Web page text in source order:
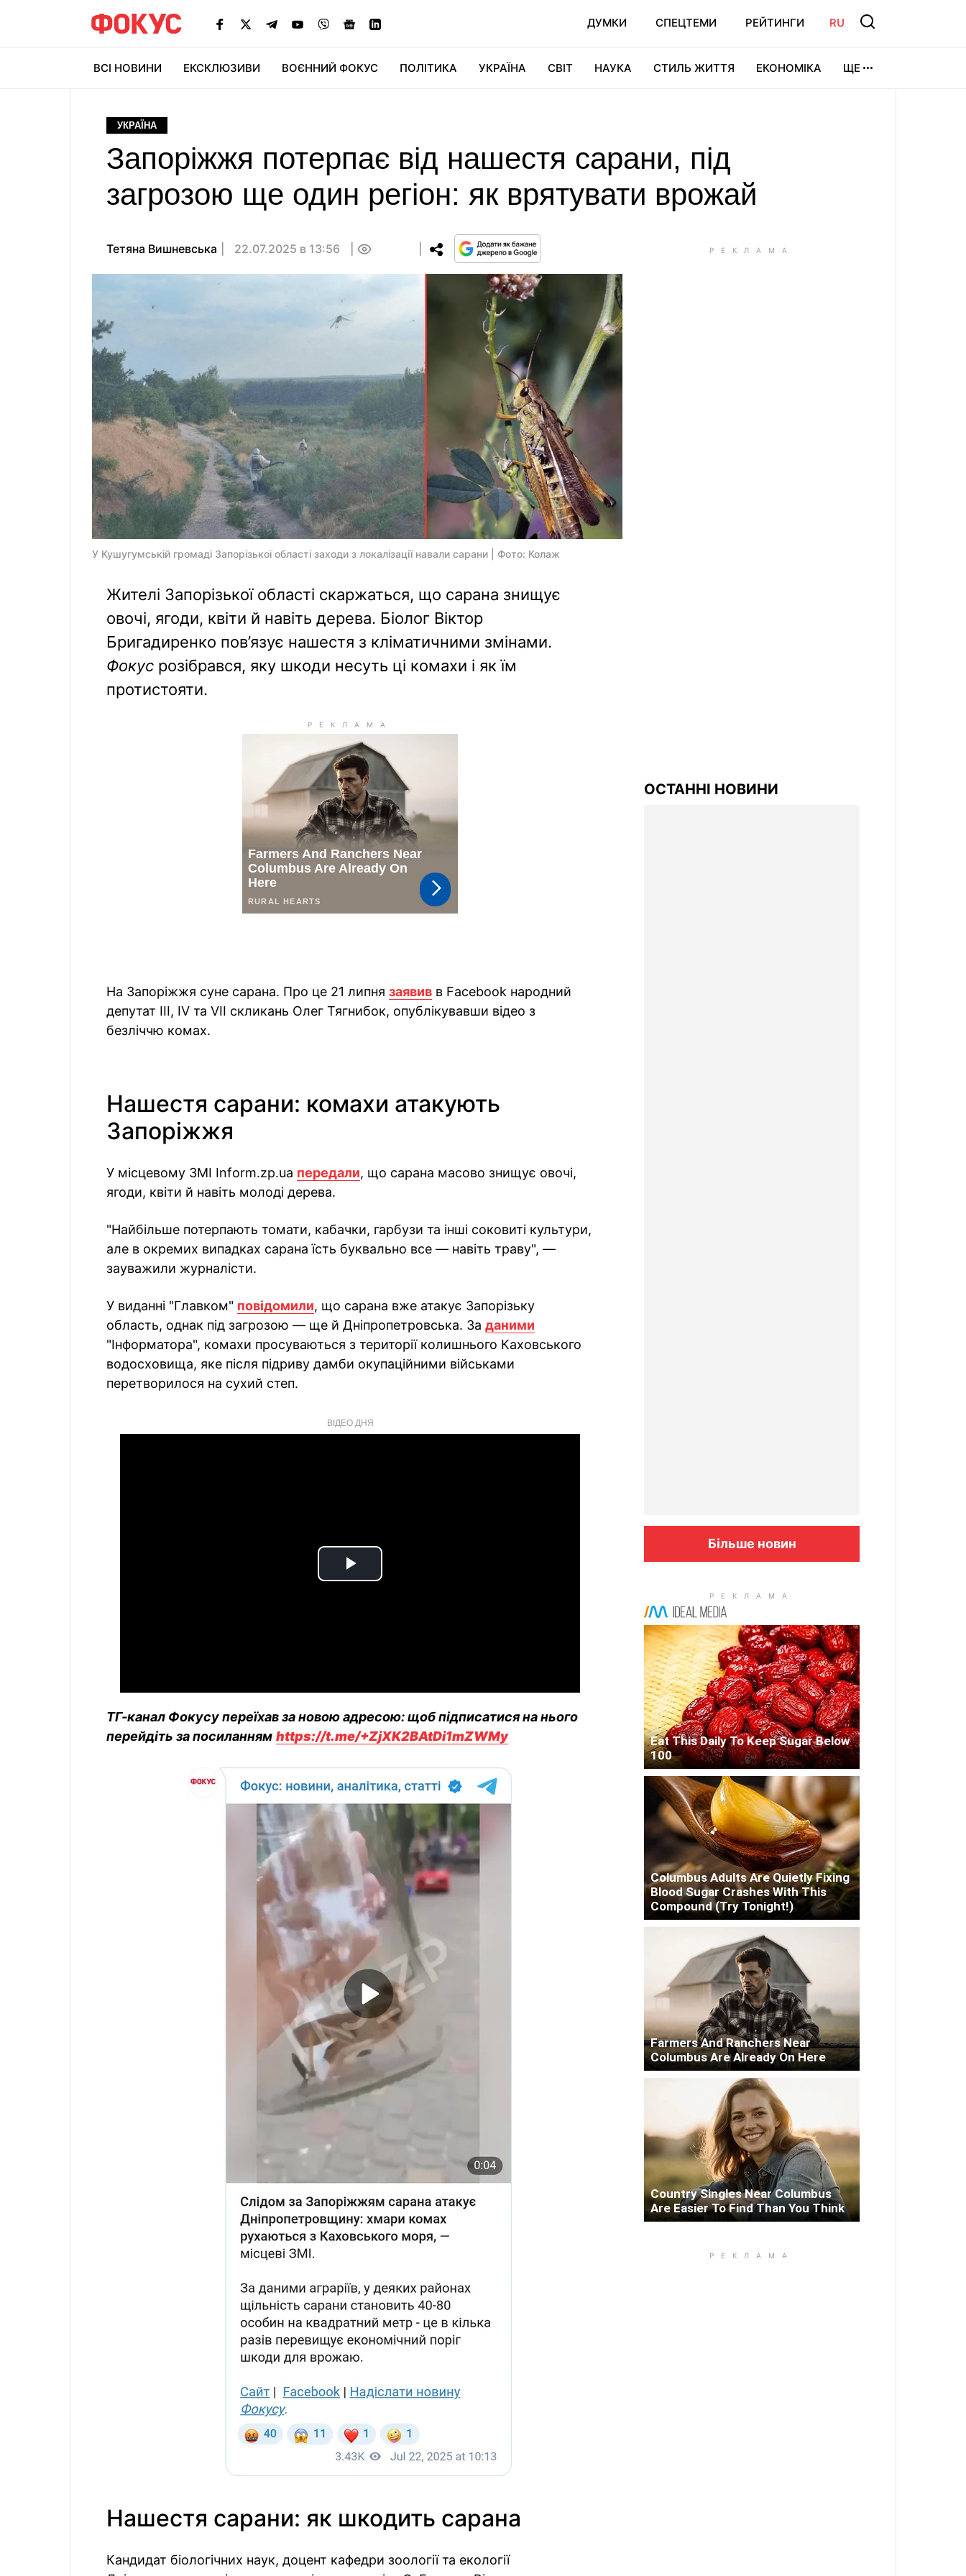
ДУМКИ СПЕЦТЕМИ РЕЙТИНГИ RU
ВСІ НОВИНИ ЕКСКЛЮЗИВИ ВОЄННИЙ ФОКУС ПОЛІТИКА УКРАЇНА СВІТ НАУКА СТИЛЬ ЖИТТЯ ЕКОНОМІКА ЩЕ
УКРАЇНА
Запоріжжя потерпає від нашестя сарани, під
загрозою ще один регіон: як врятувати врожай
Тетяна Вишневська 22.07.2025 в 13:56
У Кушугумській громаді Запорізької області заходи з локалізації навали сарани | Фото: Колаж
Жителі Запорізької області скаржаться, що сарана знищує
овочі, ягоди, квіти й навіть дерева. Біолог Віктор
Бригадиренко пов’язує нашестя з кліматичними змінами.
Фокус розібрався, яку шкоди несуть ці комахи і як їм
протистояти.
На Запоріжжя суне сарана. Про це 21 липня заявив в Facebook народний
депутат III, IV та VII скликань Олег Тягнибок, опублікувавши відео з
безліччю комах.
Нашестя сарани: комахи атакують
Запоріжжя
У місцевому ЗМІ Inform.zp.ua передали, що сарана масово знищує овочі,
ягоди, квіти й навіть молоді дерева.
"Найбільше потерпають томати, кабачки, гарбузи та інші соковиті культури,
але в окремих випадках сарана їсть буквально все — навіть траву", —
зауважили журналісти.
У виданні "Главком" повідомили, що сарана вже атакує Запорізьку
область, однак під загрозою — ще й Дніпропетровська. За даними
"Інформатора", комахи просуваються з території колишнього Каховського
водосховища, яке після підриву дамби окупаційними військами
перетворилося на сухий степ.
ВІДЕО ДНЯ
Play
ТГ-канал Фокусу переїхав за новою адресою: щоб підписатися на нього
перейдіть за посиланням https://t.me/+ZjXK2BAtDi1mZWMy
Нашестя сарани: як шкодить сарана
Кандидат біологічних наук, доцент кафедри зоології та екології
ОСТАННІ НОВИНИ
Більше новин
Eat This Daily To Keep Sugar Below
100
Columbus Adults Are Quietly Fixing
Blood Sugar Crashes With This
Compound (Try Tonight!)
Farmers And Ranchers Near
Columbus Are Already On Here
Country Singles Near Columbus
Are Easier To Find Than You Think